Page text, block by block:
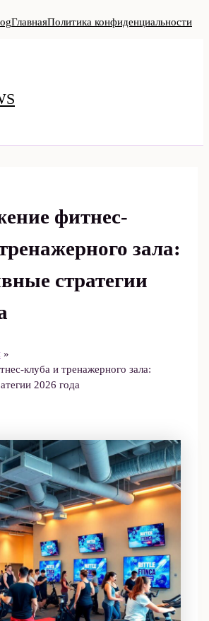
ГлавнаяПолитика конфиденциальности
фитнес-
зала:
стратегии
клуба и тренажерного зала:
2026 года